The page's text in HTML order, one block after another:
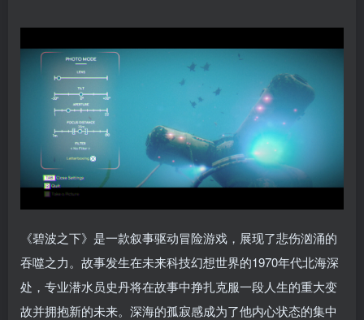
《碧波之下》是一款叙事驱动冒险游戏，展现了悲伤汹涌的
吞噬之力。故事发生在未来科技幻想世界的1970年代北海深
处，专业潜水员史丹将在故事中挣扎克服一段人生的重大变
故并拥抱新的未来。深海的孤寂感成为了他内心状态的集中